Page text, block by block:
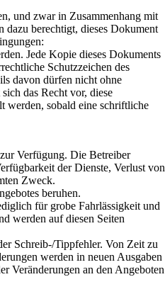
und zwar in Zusammenhang mit
dazu berechtigt, dieses Dokument
Jede Kopie dieses Dokuments
Schutzzeichen des
davon dürfen nicht ohne
das Recht vor, diese
werden, sobald eine schriftliche
Verfügung. Die Betreiber
der Dienste, Verlust von
Zweck.
beruhen.
für grobe Fahrlässigkeit und
werden auf diesen Seiten
Schreib-/Tippfehler. Von Zeit zu
werden in neuen Ausgaben
Veränderungen an den Angeboten